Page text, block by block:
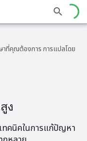
าที่คุณต้องการ การแปลโดย
ง
ทคนิคในการแก้ปัญหา